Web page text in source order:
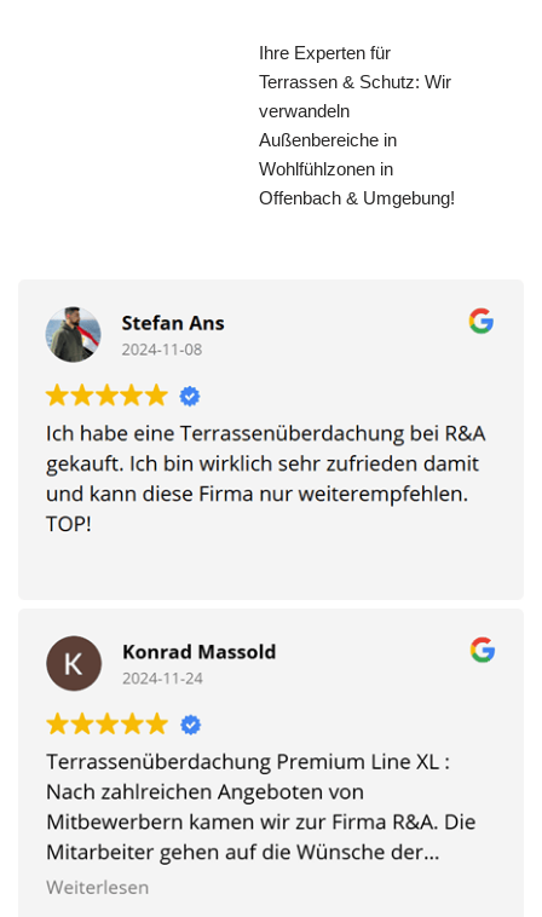
Ihre Experten für
Terrassen & Schutz: Wir
verwandeln
Außenbereiche in
Wohlfühlzonen in
Offenbach & Umgebung!